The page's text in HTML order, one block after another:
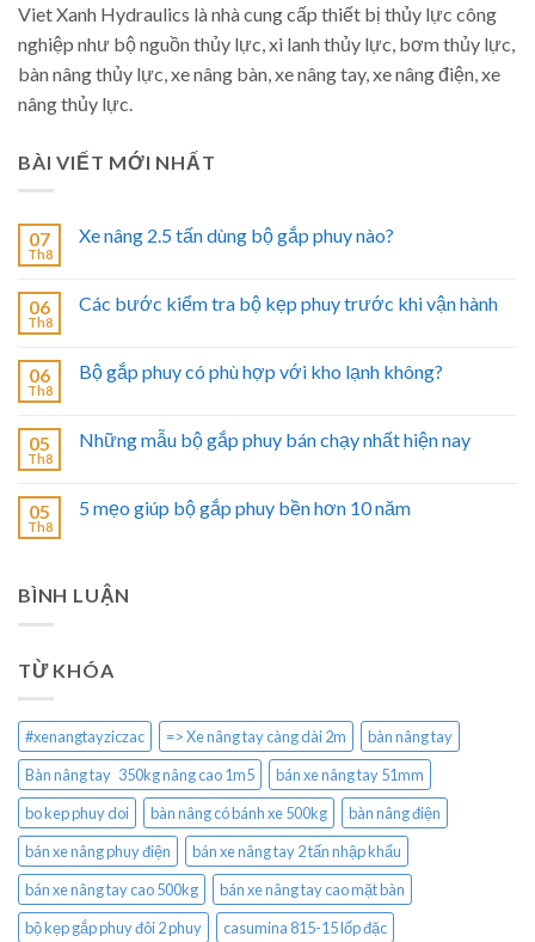
Viet Xanh Hydraulics là nhà cung cấp thiết bị thủy lực công
nghiệp như bộ nguồn thủy lực, xi lanh thủy lực, bơm thủy lực,
bàn nâng thủy lực, xe nâng bàn, xe nâng tay, xe nâng điện, xe
nâng thủy lực.
BÀI VIẾT MỚI NHẤT
07
Th8
Xe nâng 2.5 tấn dùng bộ gắp phuy nào?
06
Th8
Các bước kiểm tra bộ kẹp phuy trước khi vận hành
06
Th8
Bộ gắp phuy có phù hợp với kho lạnh không?
05
Th8
Những mẫu bộ gắp phuy bán chạy nhất hiện nay
05
Th8
5 mẹo giúp bộ gắp phuy bền hơn 10 năm
BÌNH LUẬN
TỪ KHÓA
#xenangtayziczac => Xe nâng tay càng dài 2m
bàn nâng tay
Bàn nâng tay 350kg nâng cao 1m5
bán xe nâng tay 51mm
bo kep phuy doi
bàn nâng có bánh xe 500kg
bàn nâng điện
bán xe nâng phuy điện
bán xe nâng tay 2 tấn nhập khẩu
bán xe nâng tay cao 500kg
bán xe nâng tay cao mặt bàn
bộ kẹp gắp phuy đôi 2 phuy
casumina 815-15 lốp đặc